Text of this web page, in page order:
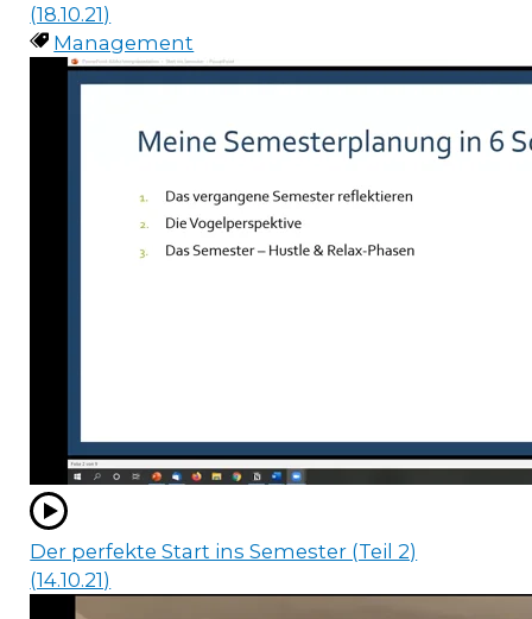
(18.10.21)
Management
Der perfekte Start ins Semester (Teil 2)
(14.10.21)